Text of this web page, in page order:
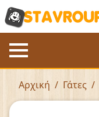
Αρχική Γάτες